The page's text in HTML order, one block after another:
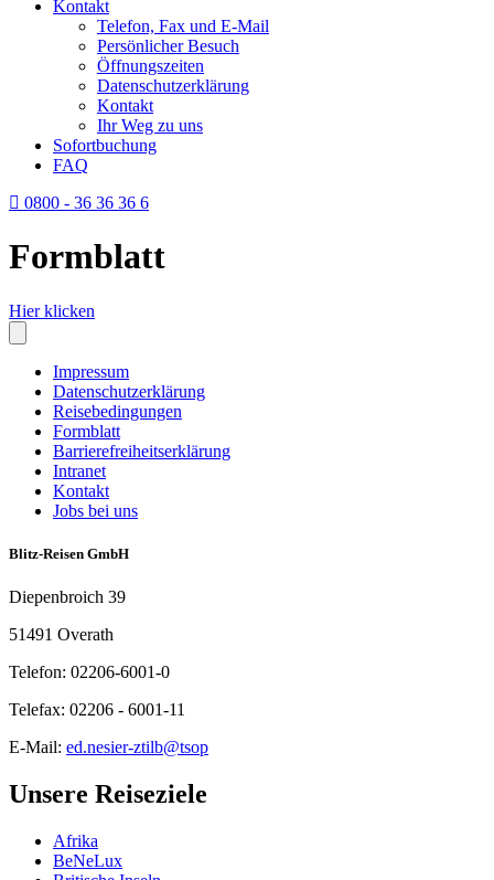
Kontakt
Telefon, Fax und E-Mail
Persönlicher Besuch
Öffnungszeiten
Datenschutzerklärung
Kontakt
Ihr Weg zu uns
Sofortbuchung
FAQ
0800 - 36 36 36 6
Formblatt
Hier klicken
Impressum
Datenschutzerklärung
Reisebedingungen
Formblatt
Barrierefreiheitserklärung
Intranet
Kontakt
Jobs bei uns
Blitz-Reisen GmbH
Diepenbroich 39
51491 Overath
Telefon: 02206-6001-0
Telefax: 02206 - 6001-11
E-Mail: ed.nesier-ztilb@tsop
Unsere Reiseziele
Afrika
BeNeLux